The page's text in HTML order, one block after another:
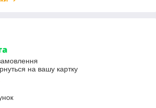
на вашу картку